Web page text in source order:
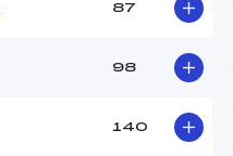
87
98
140